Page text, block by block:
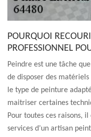
POURQUOI
PROFESSIONNEL
Peindre est une tâche
de disposer des
le type de peinture
maitriser certaines
Pour toutes ces raisons,
services d’un artisan